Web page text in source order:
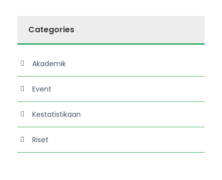
Categories
Akademik
Event
Kestatistikaan
Riset